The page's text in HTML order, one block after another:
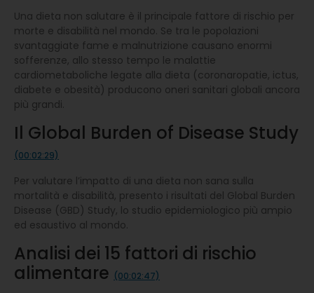
Una dieta non salutare è il principale fattore di rischio per
morte e disabilità nel mondo. Se tra le popolazioni
svantaggiate fame e malnutrizione causano enormi
sofferenze, allo stesso tempo le malattie
cardiometaboliche legate alla dieta (coronaropatie, ictus,
diabete e obesità) producono oneri sanitari globali ancora
più grandi.
Il Global Burden of Disease Study
(00:02:29)
Per valutare l’impatto di una dieta non sana sulla
mortalità e disabilità, presento i risultati del Global Burden
Disease (GBD) Study, lo studio epidemiologico più ampio
ed esaustivo al mondo.
Analisi dei 15 fattori di rischio
alimentare (00:02:47)